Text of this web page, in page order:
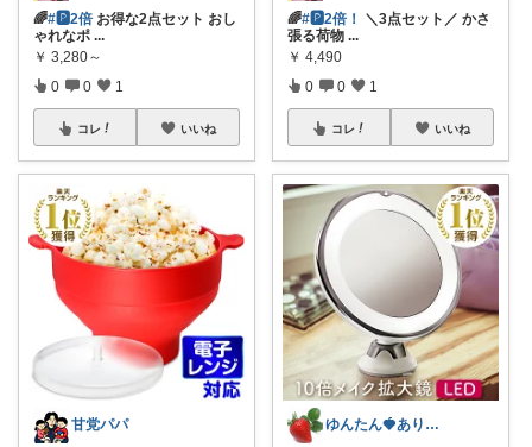
🌈#🅿2倍 お得な2点セット おし
ゃれなポ ...
￥ 3,280～
0 0 1
コレ いいね
甘党パパ
🌈#🅿2倍！
＼3点セット／ かさ
張る荷物 ...
￥ 4,490
0 0 1
コレ いいね
ゆんたん🍓ありがとう(୨୧•͈ᴗ•͈)